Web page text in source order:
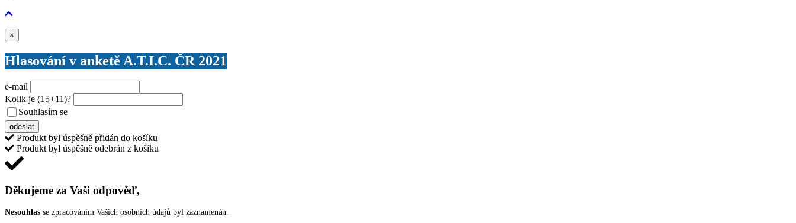
×
Hlasování v anketě A.T.I.C. ČR 2021
e-mail
Kolik je (15+11)?
Souhlasím se
odeslat
Produkt byl úspěšně přidán do košíku
Produkt byl úspěšně odebrán z košíku
Děkujeme za Vaši odpověď,
Nesouhlas se zpracováním Vašich osobních údajů byl zaznamenán.